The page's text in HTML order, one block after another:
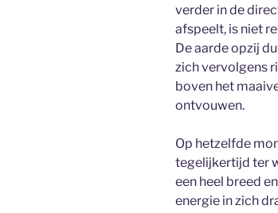
verder in de
afspeelt, is niet
De aarde opzij
zich vervolgens
boven het
ontvouwen.
Op hetzelfde
tegelijkertijd ter
een heel breed
energie in zich